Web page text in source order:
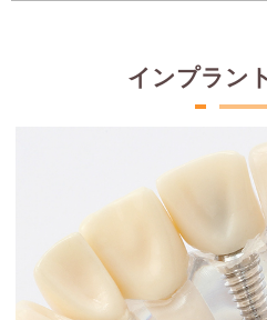
インプラン